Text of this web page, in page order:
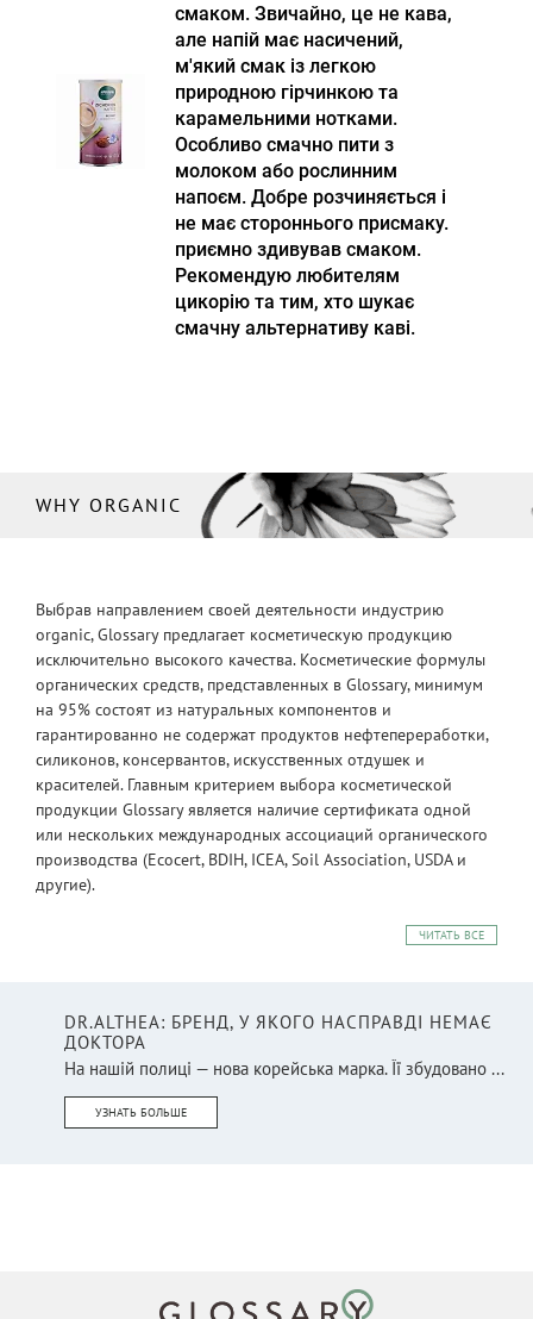
смаком. Звичайно, це не кава,
але напій має насичений,
м'який смак із легкою
природною гірчинкою та
карамельними нотками.
Особливо смачно пити з
молоком або рослинним
напоєм. Добре розчиняється і
не має стороннього присмаку.
приємно здивував смаком.
Рекомендую любителям
цикорію та тим, хто шукає
смачну альтернативу каві.
WHY ORGANIC
Выбрав направлением своей деятельности индустрию
organic, Glossary предлагает косметическую продукцию
исключительно высокого качества. Косметические формулы
органических средств, представленных в Glossary, минимум
на 95% состоят из натуральных компонентов и
гарантированно не содержат продуктов нефтепереработки,
силиконов, консервантов, искусственных отдушек и
красителей. Главным критерием выбора косметической
продукции Glossary является наличие сертификата одной
или нескольких международных ассоциаций органического
производства (Ecocert, BDIH, ICEA, Soil Association, USDA и
другие).
ЧИТАТЬ ВСЕ
DR.ALTHEA: БРЕНД, У ЯКОГО НАСПРАВДІ НЕМАЄ
ДОКТОРА
На нашій полиці — нова корейська марка. Її збудовано ...
УЗНАТЬ БОЛЬШЕ